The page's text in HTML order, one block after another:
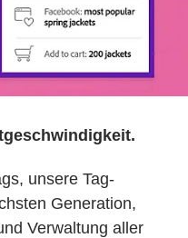
unsere Tag-
Generation,
Verwaltung aller